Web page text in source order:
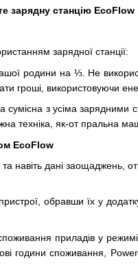
зарядну станцію
зарядної станції:
родини на ⅓. Не
гроші, використовуючи
сумісна з усіма зарядними
техніка, як-от пральна
EcoFlow
навіть дані заощаджень,
пристрої, обравши їх у
приладів у
години споживання,